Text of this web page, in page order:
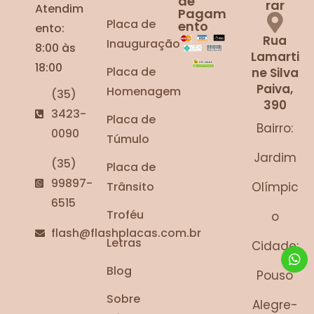
Atendim
ento:
8:00 às
18:00
(35)
3423-
0090
(35)
99897-
6515
flash@flashplacas.com.br
Placa de
Inauguração
Placa de
Homenagem
Placa de
Túmulo
Placa de
Trânsito
Troféu
Letras
Blog
Sobre
Pagam
ento
rar
Rua
Lamarti
ne Silva
Paiva,
390
Bairro:
Jardim
Olímpic
o
Cidade:
Pouso
Alegre-